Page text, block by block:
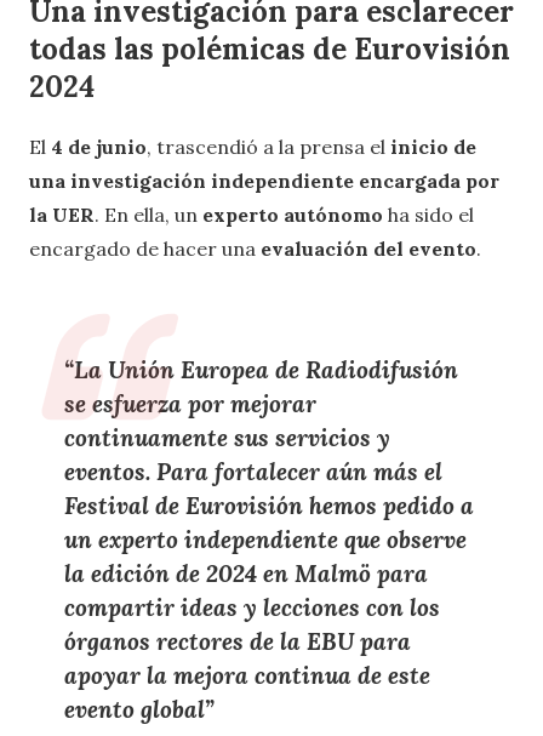
Una investigación para esclarecer
todas las polémicas de Eurovisión
2024
El 4 de junio, trascendió a la prensa el inicio de
una investigación independiente encargada por
la UER. En ella, un experto autónomo ha sido el
encargado de hacer una evaluación del evento.
“La Unión Europea de Radiodifusión
se esfuerza por mejorar
continuamente sus servicios y
eventos. Para fortalecer aún más el
Festival de Eurovisiónhemos pedido a
un experto independienteque observe
la edición de 2024 en Malmö para
compartir ideas y lecciones con los
órganos rectores de la EBUpara
apoyar la mejora continua de este
evento global”